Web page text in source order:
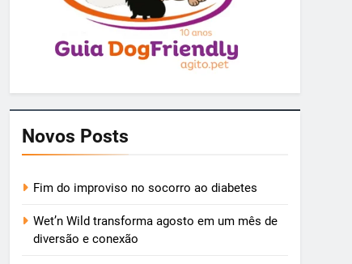
Novos Posts
Fim do improviso no socorro ao diabetes
Wet’n Wild transforma agosto em um mês de
diversão e conexão